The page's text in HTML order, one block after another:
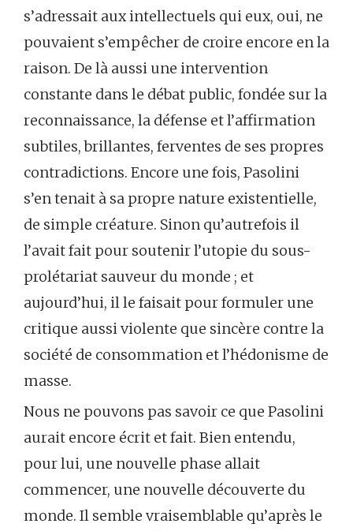
s’adressait aux intellectuels qui eux, oui, ne
pouvaient s’empêcher de croire encore en la
raison. De là aussi une intervention
constante dans le débat public, fondée sur la
reconnaissance, la défense et l’affirmation
subtiles, brillantes, ferventes de ses propres
contradictions. Encore une fois, Pasolini
s’en tenait à sa propre nature existentielle,
de simple créature. Sinon qu’autrefois il
l’avait fait pour soutenir l’utopie du sous-
prolétariat sauveur du monde ; et
aujourd’hui, il le faisait pour formuler une
critique aussi violente que sincère contre la
société de consommation et l’hédonisme de
masse.
Nous ne pouvons pas savoir ce que Pasolini
aurait encore écrit et fait. Bien entendu,
pour lui, une nouvelle phase allait
commencer, une nouvelle découverte du
monde. Il semble vraisemblable qu’après le